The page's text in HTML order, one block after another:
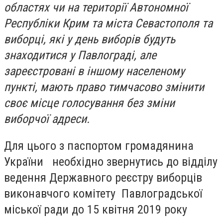
областях чи на території Автономної
Республіки Крим та міста Севастополя та
виборці, які у день виборів будуть
знаходитися у Павлограді, але
зареєстровані в іншому населеному
пункті, мають право тимчасово змінити
своє місце голосування без зміни
виборчої адреси.
Для цього з паспортом громадянина
України необхідно звернутись до відділу
ведення Державного реєстру виборців
виконавчого комітету Павлоградської
міської ради до 15 квітня 2019 року